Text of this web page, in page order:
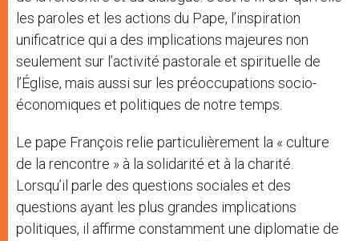
les paroles et les actions du Pape, l’inspiration
unificatrice qui a des implications majeures non
seulement sur l’activité pastorale et spirituelle de
l’Église, mais aussi sur les préoccupations socio-
économiques et politiques de notre temps.
Le pape François relie particulièrement la « culture
de la rencontre » à la solidarité et à la charité.
Lorsqu’il parle des questions sociales et des
questions ayant les plus grandes implications
politiques, il affirme constamment une diplomatie de